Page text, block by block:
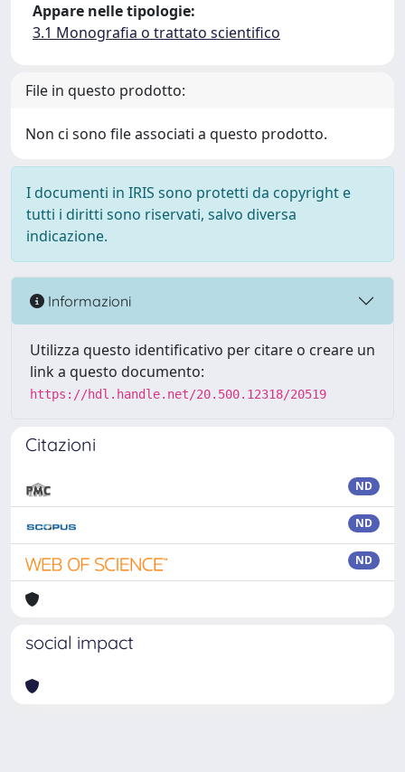
Appare nelle tipologie:
3.1 Monografia o trattato scientifico
File in questo prodotto:
Non ci sono file associati a questo prodotto.
I documenti in IRIS sono protetti da copyright e
tutti i diritti sono riservati, salvo diversa
indicazione.
Informazioni
Utilizza questo identificativo per citare o creare un
link a questo documento:
https://hdl.handle.net/20.500.12318/20519
Citazioni
ND
ND
ND
social impact